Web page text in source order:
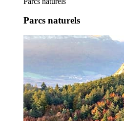
Parcs naturels